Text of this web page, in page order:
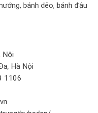
bánh dẻo, bánh đậu
Nội
Hà Nội
1106